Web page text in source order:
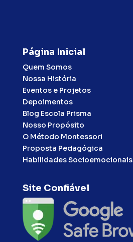
Página Inicial
Quem Somos
Nossa História
Eventos e Projetos
Depoimentos
Blog Escola Prisma
Nosso Propósito
O Método Montessori
Proposta Pedagógica
Habilidades Socioemocionais
Site Confiável